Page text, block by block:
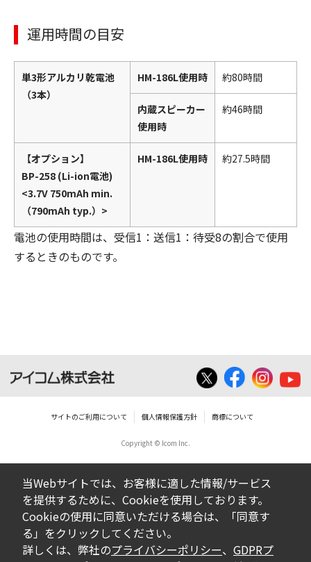
運用時間の目安
単3形アルカリ乾電池
（3本）
HM-186L使用時 約80時間
内蔵スピーカー
使用時
約46時間
【オプション】
BP-258 (Li-ion電池)
<3.7V 750mAh min.
（790mAh typ.）>
HM-186L使用時 約27.5時間
電池の使用時間は、受信1：送信1：待受8の割合で使用
するときのものです。
サイトのご利用について 個人情報保護方針 商標について
Copyright © Icom Inc.
当Webサイトでは、お客様に適した情報/サービス
を提供するために、Cookieを使用しております。
Cookieの使用に同意いただける場合は、「同意す
る」をクリックしてください。
詳しくは、弊社のプライバシーポリシー、 GDPRプ